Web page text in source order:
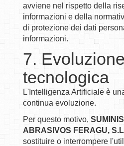
avviene nel rispetto della
informazioni e della
di protezione dei dati
informazioni.
7. Evoluzione
tecnologica
L'Intelligenza Artificiale è
continua evoluzione.
Per questo motivo,
ABRASIVOS FERAGU,
sostituire o interrompere